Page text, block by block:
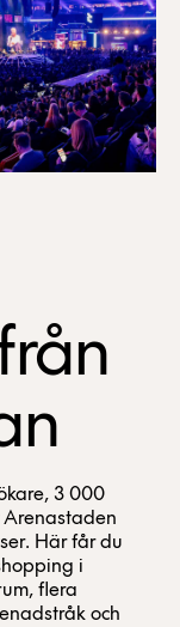
3 000
Här får du
i
flera
och